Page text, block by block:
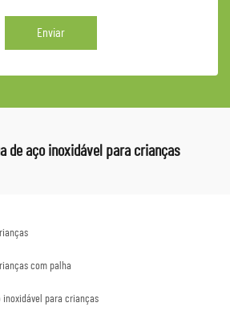
Enviar
de aço inoxidável para crianças
com palha
para crianças